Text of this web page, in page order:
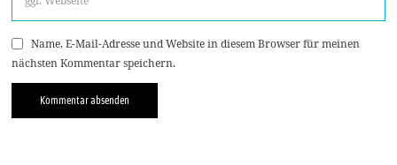
Name, E-Mail-Adresse und Website in diesem Browser für meinen
nächsten Kommentar speichern.